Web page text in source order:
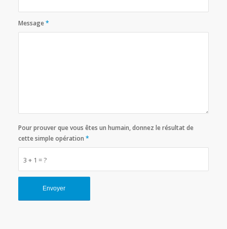
Message*
3 + 1 = ?
Pour prouver que vous êtes un humain, donnez le résultat de
cette simple opération *